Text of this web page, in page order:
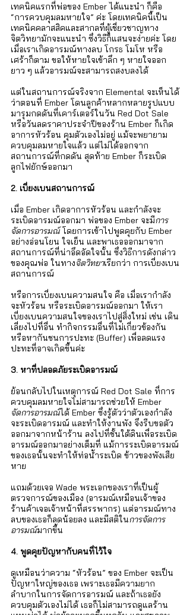
เทคนิคแรกที่พ่อของ Ember ได้แนะนำ ก็คือ
“การควบคุมลมหายใจ” ค่ะ โดยเทคนิคนี้เป็น
เทคนิคคลาสสิคและสากลที่ผู้เชี่ยวชาญทาง
จิตวิทยามักจะแนะนำ ซึ่งวิธีก็แสนจะง่ายค่ะ โดย
เมื่อเราเกิดอารมณ์ทางลบ โกรธ โมโห หรือ
เศร้าก็ตาม ขอให้หายใจเข้าลึก ๆ หายใจออก
ยาว ๆ แล้วอารมณ์จะสามารถสงบลงได้
แต่ในสถานการณ์จริงจาก Elemental จะเห็นได้
ว่าตอนที่ Ember โดนลูกค้าหลากหลายรูปแบบ
มารุมกดดันที่เคาร์เตอร์ในวัน Red Dot Sale
หรือวันลดราคาประจำปีของร้าน Ember ก็เกิด
อาการหัวร้อน คุมตัวเองไม่อยู่ แม้จะพยายาม
ควบคุมลมหายใจแล้ว แต่ไม่ได้ออกจาก
สถานการณ์ที่กดดัน สุดท้าย Ember ก็ระเบิด
ลูกไฟยักษ์ออกมา
2. เบี่ยงเบนสถานการณ์
เมื่อ Ember เกิดอาการหัวร้อน และกำลังจะ
ระเบิดอารมณ์ออกมา พ่อของ Ember จะมีการ
จัดการอารมณ์ โดยการเข้าไปพูดคุยกับ Ember
อย่างอ่อนโยน ใจเย็น และพาเธอออกมาจาก
สถานการณ์ที่น่าอึดอัดใจนั้น ซึ่งวิธีการดังกล่าว
ของคุณพ่อ ในทางจิตวิทยาเรียกว่า การเบี่ยงเบน
สถานการณ์
หรือการเบี่ยงเบนความสนใจ คือ เมื่อเรากำลัง
จะหัวร้อน หรือระเบิดอารมณ์ออกมา ให้เรา
เบี่ยงเบนความสนใจของเราไปสู่สิ่งใหม่ เช่น เดิน
เลี่ยงไปที่อื่น ทำกิจกรรมอื่นที่ไม่เกี่ยวข้องกัน
หรือหากันชนการปะทะ (Buffer) เพื่อลดแรง
ปะทะที่อาจเกิดขึ้นค่ะ
3. หาที่ปลอดภัยระเบิดอารมณ์
ย้อนกลับไปในเหตุการณ์ Red Dot Sale ที่การ
ควบคุมลมหายใจไม่สามารถช่วยให้ Ember
จัดการอารมณ์ได้ Ember ซึ่งรู้ตัวว่าตัวเองกำลัง
จะระเบิดอารมณ์ และทำให้งานพัง จึงรีบขอตัว
ออกมาจากหน้าร้าน ลงไปที่ชั้นใต้ดินเพื่อระเบิด
อารมณ์ออกมาอย่างเต็มที่ แม้การระเบิดอารมณ์
ของเธอนั้นจะทำให้ท่อน้ำระเบิด ข้าวของพังเสีย
หาย
แถมด้วยเจอ Wade พระเอกของเราที่เป็นผู้
ตรวจการณ์ของเมือง (อารมณ์เหมือนเจ้าของ
ร้านค้าเจอเจ้าหน้าที่สรรพากร) แต่อารมณ์ทาง
ลบของเธอก็ลดน้อยลง และมีสติในการจัดการ
อารมณ์มากขึ้น
4. พูดคุยปัญหากับคนที่ไว้ใจ
ดูเหมือนว่าความ “หัวร้อน” ของ Ember จะเป็น
ปัญหาใหญ่ของเธอ เพราะเธอมีความยาก
ลำบากในการจัดการอารมณ์ และถ้าเธอยัง
ควบคุมตัวเองไม่ได้ เธอก็ไม่สามารถดูแลร้าน